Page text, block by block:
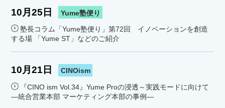
10月25日 Yume塾便り
塾長コラム「Yume塾便り」第72回 イノベーションを創造
する場 「Yume ST」などのご紹介
10月21日 CINOism
『CINO ism Vol.34』Yume Proの浸透～実践モードに向けて
―統合営業本部 マーケティング本部の事例―